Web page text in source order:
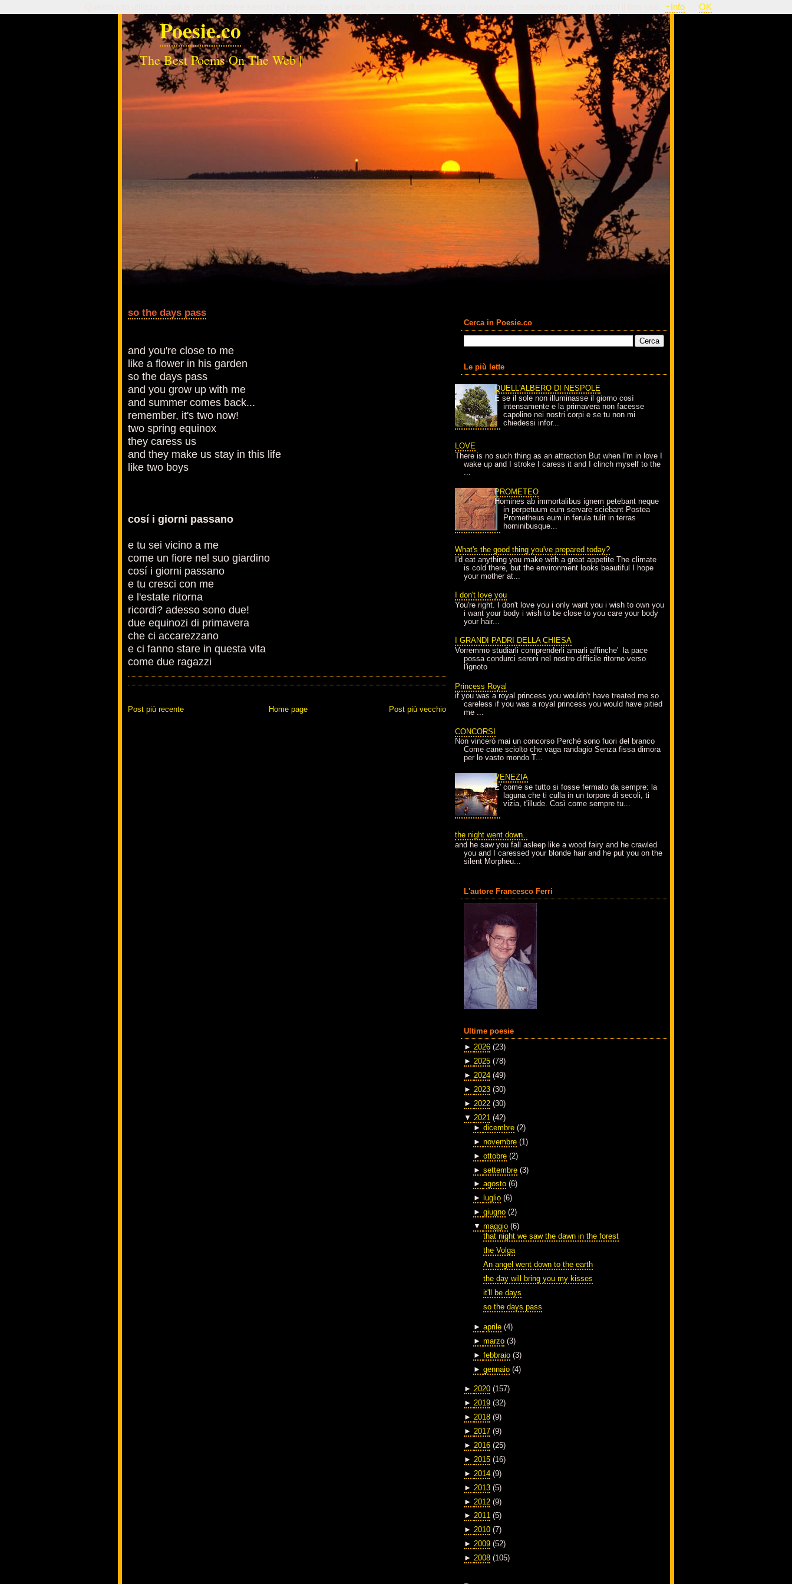
Poesie.co
The Best Poems On The Web |
so the days pass
and you're close to me
like a flower in his garden
so the days pass
and you grow up with me
and summer comes back...
remember, it's two now!
two spring equinox
they caress us
and they make us stay in this life
like two boys
cosí i giorni passano
e tu sei vicino a me
come un fiore nel suo giardino
cosí i giorni passano
e tu cresci con me
e l'estate ritorna
ricordi? adesso sono due!
due equinozi di primavera
che ci accarezzano
e ci fanno stare in questa vita
come due ragazzi
Post più recente Post più vecchio
Home page
Cerca in Poesie.co
Le più lette
QUELL'ALBERO DI NESPOLE
E se il sole non illuminasse il giorno così
intensamente e la primavera non facesse
capolino nei nostri corpi e se tu non mi
chiedessi infor...
LOVE
There is no such thing as an attraction But when I'm in love I
wake up and I stroke I caress it and I clinch myself to the
...
PROMETEO
Homines ab immortalibus ignem petebant neque
in perpetuum eum servare sciebant Postea
Prometheus eum in ferula tulit in terras
hominibusque...
What's the good thing you've prepared today?
I'd eat anything you make with a great appetite The climate
is cold there, but the environment looks beautiful I hope
your mother at...
I don't love you
You're right. I don't love you i only want you i wish to own you
i want your body i wish to be close to you care your body
your hair...
I GRANDI PADRI DELLA CHIESA
Vorremmo studiarli comprenderli amarli affinche' la pace
possa condurci sereni nel nostro difficile ritorno verso
l'ignoto
Princess Royal
if you was a royal princess you wouldn't have treated me so
careless if you was a royal princess you would have pitied
me ...
CONCORSI
Non vincerò mai un concorso Perchè sono fuori del branco
Come cane sciolto che vaga randagio Senza fissa dimora
per lo vasto mondo T...
VENEZIA
E' come se tutto si fosse fermato da sempre: la
laguna che ti culla in un torpore di secoli, ti
vizia, t'illude. Così come sempre tu...
the night went down..
and he saw you fall asleep like a wood fairy and he crawled
you and I caressed your blonde hair and he put you on the
silent Morpheu...
L'autore Francesco Ferri
Ultime poesie
► 2026 (23)
► 2025 (78)
► 2024 (49)
► 2023 (30)
► 2022 (30)
▼ 2021 (42)
► dicembre (2)
► novembre (1)
► ottobre (2)
► settembre (3)
► agosto (6)
►
luglio (6)
► giugno (2)
▼ maggio (6)
that night we saw the dawn in the forest
the Volga
An angel went down to the earth
the day will bring you my kisses
it'll be days
so the days pass
► aprile (4)
► marzo (3)
► febbraio (3)
► gennaio (4)
► 2020 (157)
► 2019 (32)
► 2018 (9)
► 2017 (9)
► 2016 (25)
► 2015 (16)
► 2014 (9)
► 2013 (5)
► 2012 (9)
► 2011 (5)
► 2010 (7)
► 2009 (52)
► 2008 (105)
+Info OK